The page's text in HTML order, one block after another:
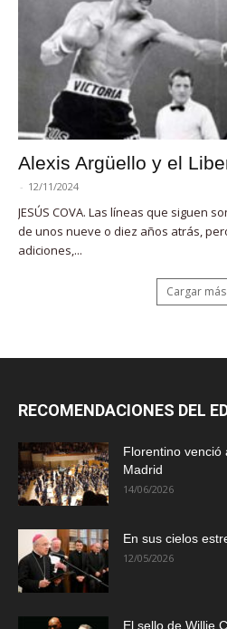
Alexis Argüello y el
- 12/11/2024
JESÚS COVA. Las líneas que siguen
de unos nueve o diez años atrás,
adiciones,...
Cargar más
RECOMENDACIONES DEL
Florentino venció
Madrid
14/06/2026
En sus cielos
12/05/2026
El sello de Willie